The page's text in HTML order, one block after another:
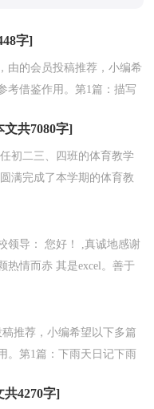
字]
由的会员投稿推荐，小编希
考借鉴作用。第1篇：描写
共7080字]
初二三、四班的体育教学
满完成了本学期的体育教
领导： 您好！ ,真诚地感谢
热情而赤 其是excel。善于
推荐，小编希望以下多篇
。第1篇：下雨天日记下雨
共4270字]